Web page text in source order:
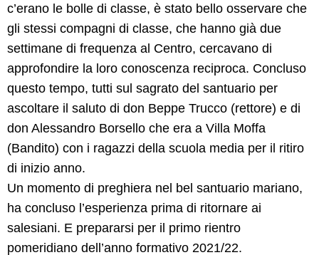
c’erano le bolle di classe, è stato bello osservare che
gli stessi compagni di classe, che hanno già due
settimane di frequenza al Centro, cercavano di
approfondire la loro conoscenza reciproca. Concluso
questo tempo, tutti sul sagrato del santuario per
ascoltare il saluto di don Beppe Trucco (rettore) e di
don Alessandro Borsello che era a Villa Moffa
(Bandito) con i ragazzi della scuola media per il ritiro
di inizio anno.
Un momento di preghiera nel bel santuario mariano,
ha concluso l’esperienza prima di ritornare ai
salesiani. E prepararsi per il primo rientro
pomeridiano dell’anno formativo 2021/22.